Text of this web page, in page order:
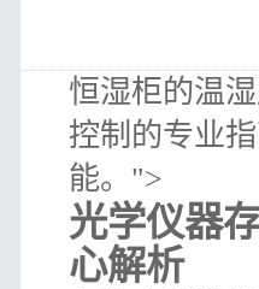
恒湿柜的温
控制的专业
能。">
光学仪器
心解析